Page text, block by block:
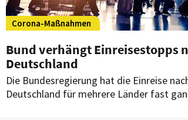
Corona-Maßnahmen
Bund verhängt Einreisestopps
Deutschland
Die Bundesregierung hat die Einreise
Deutschland für mehrere Länder fast